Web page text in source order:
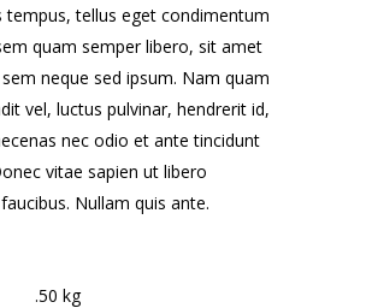
tempus, tellus eget condimentum
quam semper libero, sit amet
neque sed ipsum. Nam quam
vel, luctus pulvinar, hendrerit id,
nec odio et ante tincidunt
vitae sapien ut libero
Nullam quis ante.
.50 kg